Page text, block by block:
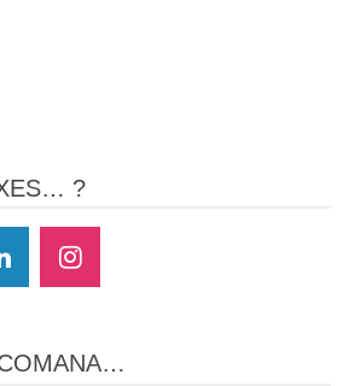
?